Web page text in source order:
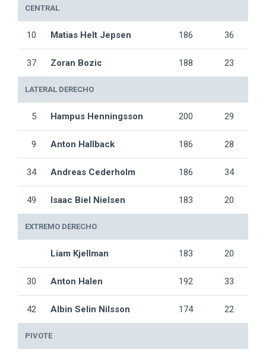
CENTRAL
10 Matias Helt Jepsen 186 36
37 Zoran Bozic 188 23
LATERAL DERECHO
5 Hampus Henningsson 200 29
9 Anton Hallback 186 28
34 Andreas Cederholm 186 34
49 Isaac Biel Nielsen 183 20
EXTREMO DERECHO
Liam Kjellman 183 20
30 Anton Halen 192 33
42 Albin Selin Nilsson 174 22
PIVOTE